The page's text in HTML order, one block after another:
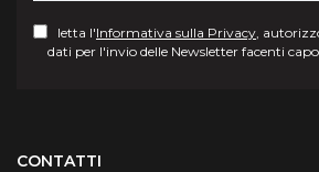
letta l'Informativa sulla Privacy,
dati per l'invio delle Newsletter facenti
CONTATTI